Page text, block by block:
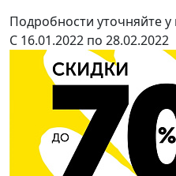
Подробности уточняйте у
С 16.01.2022 по 28.02.2022